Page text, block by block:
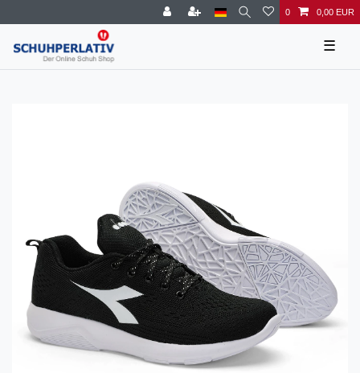
0 0,00 EUR
☰